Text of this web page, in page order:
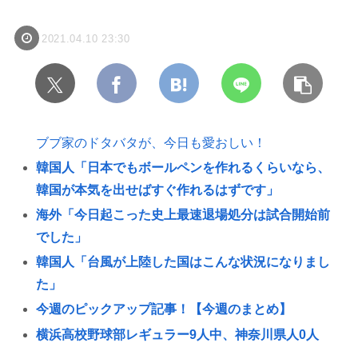
2021.04.10 23:30
ブブ家のドタバタが、今日も愛おしい！
韓国人「日本でもボールペンを作れるくらいなら、
韓国が本気を出せばすぐ作れるはずです」
海外「今日起こった史上最速退場処分は試合開始前
でした」
韓国人「台風が上陸した国はこんな状況になりまし
た」
今週のピックアップ記事！【今週のまとめ】
横浜高校野球部レギュラー9人中、神奈川県人0人